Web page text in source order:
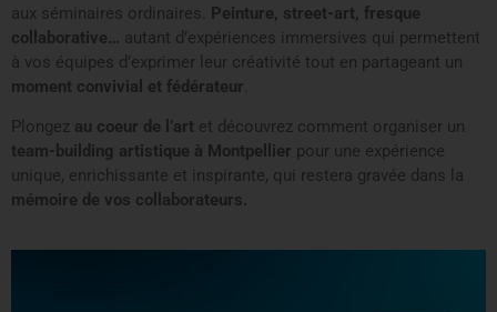
aux séminaires ordinaires. Peinture, street-art, fresque
collaborative… autant d’expériences immersives qui permettent
à vos équipes d’exprimer leur créativité tout en partageant un
moment convivial et fédérateur
Plongez au coeur de l’art et découvrez comment organiser un
team-building artistique à Montpellier pour une expérience
unique, enrichissante et inspirante, qui restera gravée dans la
mémoire de vos collaborateurs.